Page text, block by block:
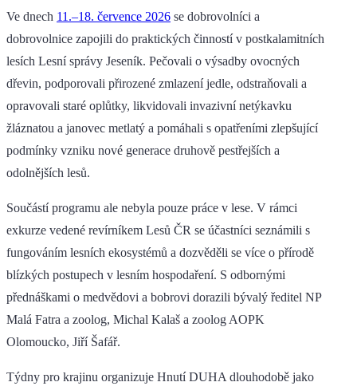
Ve dnech 11.–18. července 2026 se dobrovolníci a
dobrovolnice zapojili do praktických činností v postkalamitních
lesích Lesní správy Jeseník. Pečovali o výsadby ovocných
dřevin, podporovali přirozené zmlazení jedle, odstraňovali a
opravovali staré oplůtky, likvidovali invazivní netýkavku
žláznatou a janovec metlatý a pomáhali s opatřeními zlepšující
podmínky vzniku nové generace druhově pestřejších a
odolnějších lesů.
Součástí programu ale nebyla pouze práce v lese. V rámci
exkurze vedené revírníkem Lesů ČR se účastníci seznámili s
fungováním lesních ekosystémů a dozvěděli se více o přírodě
blízkých postupech v lesním hospodaření. S odbornými
přednáškami o medvědovi a bobrovi dorazili bývalý ředitel NP
Malá Fatra a zoolog, Michal Kalaš a zoolog AOPK
Olomoucko, Jiří Šafář.
Týdny pro krajinu organizuje Hnutí DUHA dlouhodobě jako